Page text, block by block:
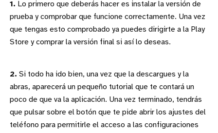
1. Lo primero que deberás hacer es instalar la versión de
prueba y comprobar que funcione correctamente. Una vez
que tengas esto comprobado ya puedes dirigirte a la Play
Store y comprar la versión final si así lo deseas.
2. Si todo ha ido bien, una vez que la descargues y la
abras, aparecerá un pequeño tutorial que te contará un
poco de que va la aplicación. Una vez terminado, tendrás
que pulsar sobre el botón que te pide abrir los ajustes del
teléfono para permitirle el acceso a las configuraciones